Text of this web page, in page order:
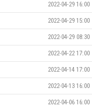
2022-04-29 16:00
2022-04-29 15:00
2022-04-29 08:30
2022-04-22 17:00
2022-04-14 17:00
2022-04-13 16:00
2022-04-06 16:00